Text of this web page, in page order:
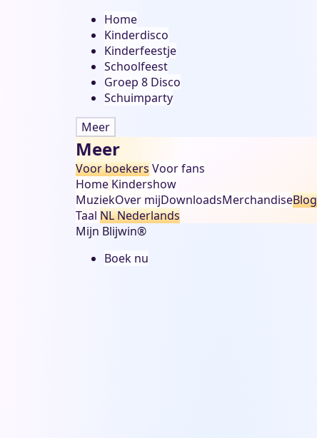
Home
Kinderdisco
Kinderfeestje
Schoolfeest
Groep 8 Disco
Schuimparty
Meer
Meer
Voor boekersVoor fans
Home Kindershow
MuziekOver mijDownloadsMerchandiseBlog
Taal NLNederlands
Mijn Blijwin®
Boek nu